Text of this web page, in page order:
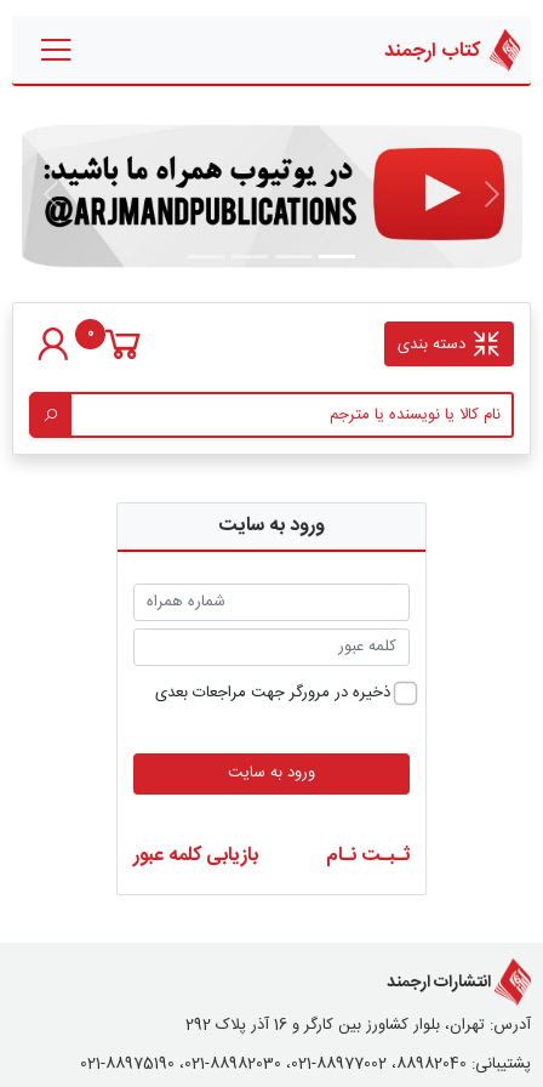
کتاب ارجمند
قبلی بعدی
دسته بندی 0
ورود به سایت
ذخیره در مرورگر جهت مراجعات بعدی
ورود به سایت
ثـبـت نـام بازیابی کلمه عبور
انتشارات ارجمند
آدرس: تهران، بلوار کشاورز بین کارگر و 16 آذر پلاک 292
پشتیبانی: 88982040، 88977002-021، 88982030-021، 88975190-021